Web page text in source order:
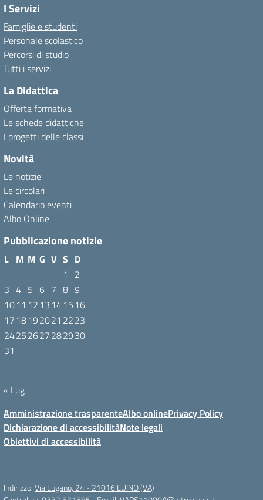
I Servizi
Famiglie e studenti
Personale scolastico
Percorsi di studio
Tutti i servizi
La Didattica
Offerta formativa
Le schede didattiche
I progetti delle classi
Novità
Le notizie
Le circolari
Calendario eventi
Albo Online
Pubblicazione notizie
L M M G V S D
1
2
3 4 5 6 7 8 9
1011 12 13 1415 16
17 18192021 2223
24252627282930
31
« Lug
Amministrazione trasparenteAlbo onlinePrivacy Policy
Dichiarazione di accessibilitàNote legali
Obiettivi di accessibilità
Indirizzo:Via Lugano, 24 - 21016 LUINO (VA)